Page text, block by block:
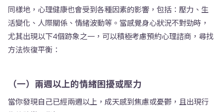
同樣地，心理健康也會受到各種因素的影響，包括：壓力、生
活變化、人際關係、情緒波動等。當感覺身心狀況不對勁時，
尤其出現以下4個跡象之一，可以積極考慮預約心理諮商，尋找
方法恢復平衡：
（一）兩週以上的情緒困擾或壓力
當你發現自己已經兩週以上，成天感到焦慮或憂鬱，且出現行